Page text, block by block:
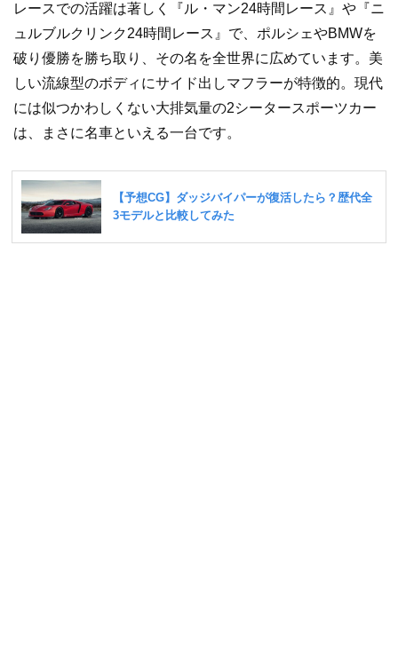
レースでの活躍は著しく『ル・マン24時間レース』や『ニ
ュルブルクリンク24時間レース』で、ポルシェやBMWを
破り優勝を勝ち取り、その名を全世界に広めています。美
しい流線型のボディにサイド出しマフラーが特徴的。現代
には似つかわしくない大排気量の2シータースポーツカー
は、まさに名車といえる一台です。